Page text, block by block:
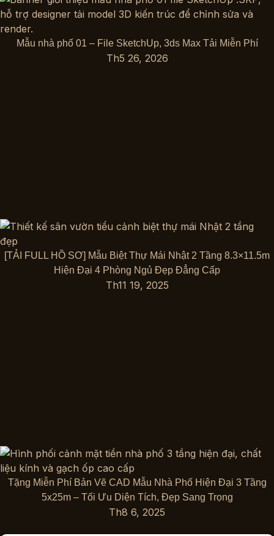
Mẫu nhà phố 01 – File SketchUp, 3ds Max Tải Miễn Phí
Th5 26, 2026
[TẢI FULL HỒ SƠ] Mẫu Biệt Thự Mái Nhật 2 Tầng 8.3×11.5m
Hiện Đại 4 Phòng Ngủ Đẹp Đẳng Cấp
Th11 19, 2025
Tặng Miễn Phí Bản Vẽ CAD Mẫu Nhà Phố Hiện Đại 3 Tầng
5x25m – Tối Ưu Diện Tích, Đẹp Sang Trọng
Th8 6, 2025